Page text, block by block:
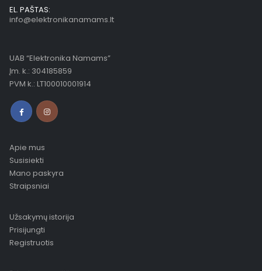
EL. PAŠTAS:
info@elektronikanamams.lt
UAB “Elektronika Namams”
Įm. k.: 304185859
PVM k.: LT100010001914
Apie mus
Susisiekti
Mano paskyra
Straipsniai
Užsakymų istorija
Prisijungti
Registruotis